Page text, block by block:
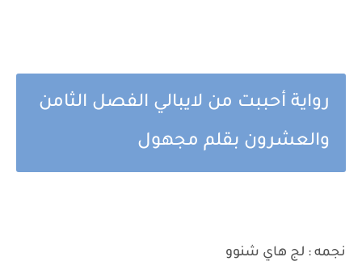
رواية أحببت من لايبالي الفصل الثامن
والعشرون بقلم مجهول
نجمه : لج هاي شنوو